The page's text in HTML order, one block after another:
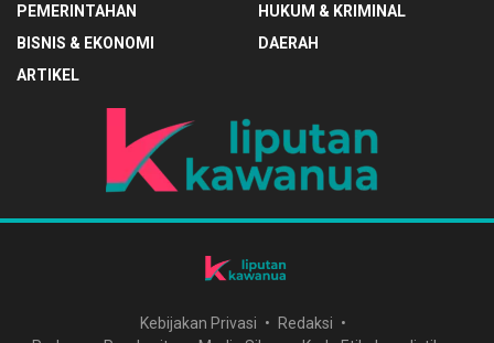
PEMERINTAHAN
HUKUM & KRIMINAL
BISNIS & EKONOMI
DAERAH
ARTIKEL
Kebijakan Privasi
Redaksi